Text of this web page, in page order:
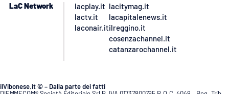
LaC Network
lacplay.it
lactv.it
laconair.it
lacitymag.it
lacapitalenews.it
ilreggino.it
cosenzachannel.it
catanzarochannel.it
ilVibonese.it © – Dalla parte dei fatti